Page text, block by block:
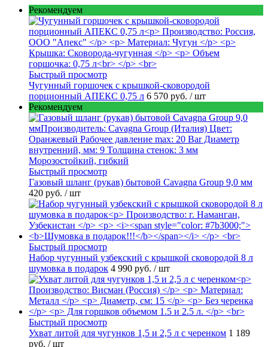
Рекомендуем
Быстрый просмотр
Чугунный горшочек с крышкой-сковородой
порционный АПЕКС 0,75 л 6 570 руб. / шт
Рекомендуем
Быстрый просмотр
Газовый шланг (рукав) бытовой Cavagna Group 9,0 мм
420 руб. / шт
Быстрый просмотр
Набор чугунный узбекский с крышкой сковородой 8 л
шумовка в подарок 4 990 руб. / шт
Быстрый просмотр
Ухват литой для чугунков 1,5 и 2,5 л с черенком 1 189
руб. / шт